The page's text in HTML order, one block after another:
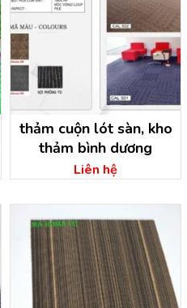
thảm cuộn lót sàn, kho
thảm bình dương
Liên hệ